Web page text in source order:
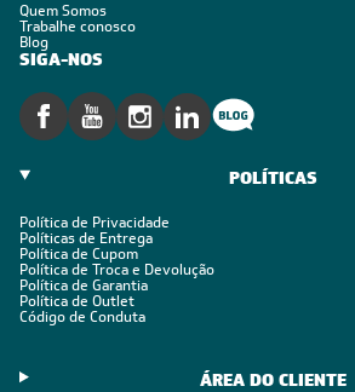
Quem Somos
Trabalhe conosco
Blog
SIGA-NOS
POLÍTICAS
Política de Privacidade
Políticas de Entrega
Política de Cupom
Política de Troca e Devolução
Política de Garantia
Política de Outlet
Código de Conduta
ÁREA DO CLIENTE